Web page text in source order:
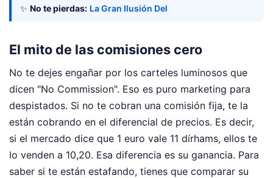
✨ No te pierdas: La Gran Ilusión Del
El mito de las comisiones cero
No te dejes engañar por los carteles luminosos que
dicen "No Commission". Eso es puro marketing para
despistados. Si no te cobran una comisión fija, te la
están cobrando en el diferencial de precios. Es decir,
si el mercado dice que 1 euro vale 11 dírhams, ellos te
lo venden a 10,20. Esa diferencia es su ganancia. Para
saber si te están estafando, tienes que comparar su